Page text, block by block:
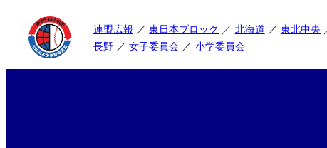
連盟広報 東日本ブロック 北海道 東北中央
長野
女子委員会 小学委員会